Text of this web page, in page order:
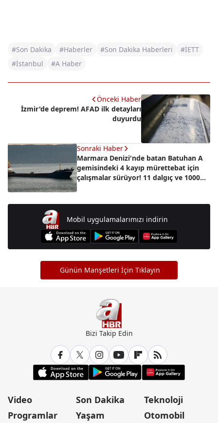
#Son Dakika #Haberler #Son Dakika Haberleri
#İETT
#İstanbul
#A Haber
Önceki Haber
İzmir'de deprem! AFAD ilk detayları
duyurdu
Sonraki Haber
Marmara Denizi'nde batan Batuhan A
gemisindeki 4 kayıp mürettebat için
çalışmalar sürüyor! 11 dalgıç ve 1000
Mobil uygulamalarımızı indirin
Günün Manşetleri İçin Tıklayın
Bizi Takip Edin
Video
Programlar
Son Dakika
Yaşam
Teknoloji
Otomobil